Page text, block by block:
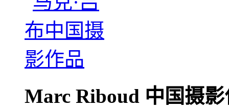
Marc Riboud 中国摄